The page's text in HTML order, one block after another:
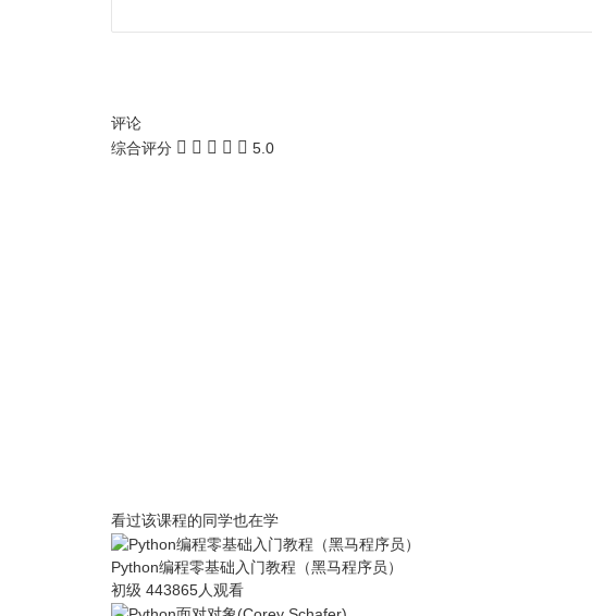
评论
综合评分
5.0
看过该课程的同学也在学
Python编程零基础入门教程（黑马程序员）
初级 443865人观看